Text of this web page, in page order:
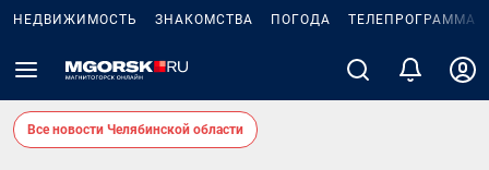
НЕДВИЖИМОСТЬ ЗНАКОМСТВА ПОГОДА ТЕЛЕПРОГРАММА
Все новости Челябинской области